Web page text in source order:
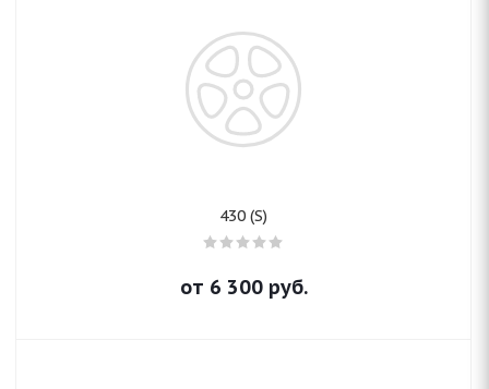
430 (S)
от 6 300руб.